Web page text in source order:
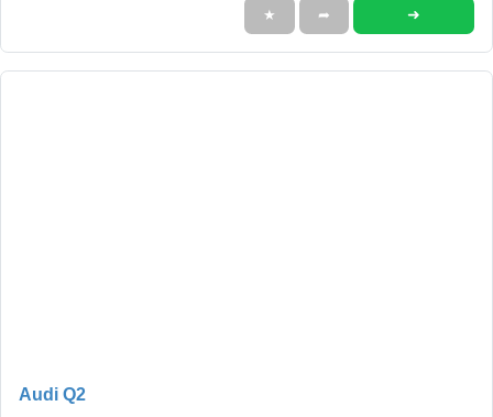
★ ➦ ➜
Audi Q2